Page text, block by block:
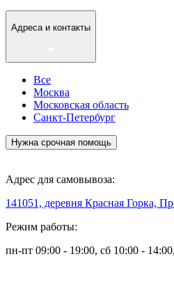
Адреса и контакты
Все
Москва
Московская область
Санкт-Петербург
Нужна срочная помощь
Адрес для самовывоза:
141051, деревня Красная Горка,
Режим работы:
пн-пт 09:00 - 19:00, сб 10:00 -